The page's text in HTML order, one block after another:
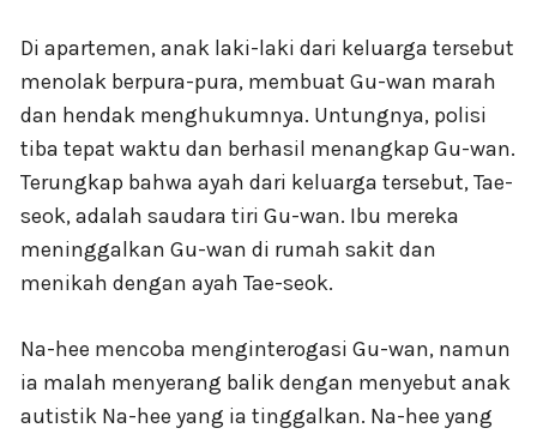
Di apartemen, anak laki-laki dari keluarga tersebut
menolak berpura-pura, membuat Gu-wan marah
dan hendak menghukumnya. Untungnya, polisi
tiba tepat waktu dan berhasil menangkap Gu-wan.
Terungkap bahwa ayah dari keluarga tersebut, Tae-
seok, adalah saudara tiri Gu-wan. Ibu mereka
meninggalkan Gu-wan di rumah sakit dan
menikah dengan ayah Tae-seok.
Na-hee mencoba menginterogasi Gu-wan, namun
ia malah menyerang balik dengan menyebut anak
autistik Na-hee yang ia tinggalkan. Na-hee yang